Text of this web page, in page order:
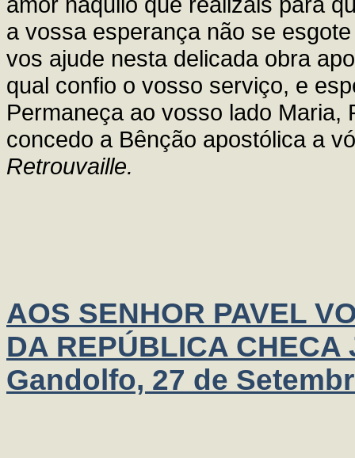
a vossa esperança não se
vos ajude nesta delicada obra
qual confio o vosso serviço, e
Permaneça ao vosso lado
concedo a Bênção apostólica a
Retrouvaille.
AOS SENHOR PAVEL
DA REPÚBLICA
Gandolfo, 27 de